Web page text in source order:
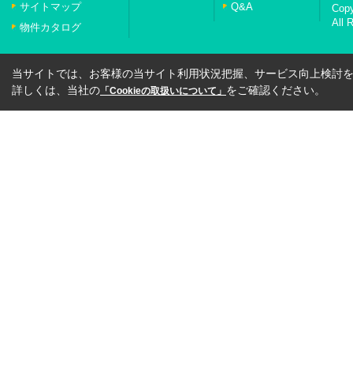
サイトマップ
物件カタログ
Q&A
All
当サイトでは、お客様の当サイト利用状況把握、サービス向上検討
詳しくは、当社の 「Cookieの取扱いについて」 をご確認ください。